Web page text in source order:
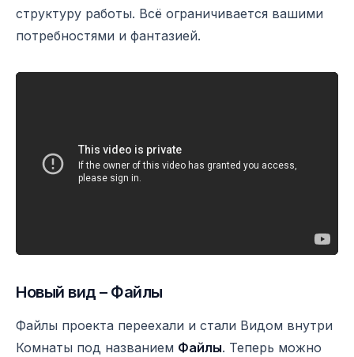
структуру работы. Всё ограничивается вашими
потребностями и фантазией.
Новый вид – Файлы
Файлы проекта переехали и стали Видом внутри
Комнаты под названием Файлы. Теперь можно